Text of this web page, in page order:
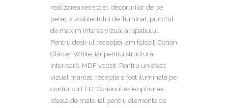
realizarea recepției, decorurilor de pe
pereți și a obiectului de iluminat, punctul
de maxim interes vizual al spatiului.
Pentru desk-ul recepției, am folosit Corian
Glacier White, iar pentru structura
interioară, MDF vopsit. Pentru un efect
vizual marcat, recepția a fost iluminată pe
contur cu LED. Corianul este optiunea
ideala de material pentru elemente de